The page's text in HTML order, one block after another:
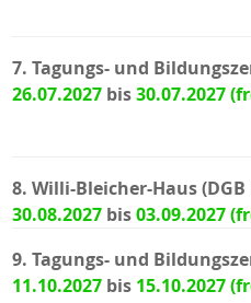
7. Tagungs- und
26.07.2027 bis30.07.2027
8. Willi-Bleicher-Haus (DGB
30.08.2027 bis03.09.2027
9. Tagungs- und
11.10.2027 bis 15.10.2027